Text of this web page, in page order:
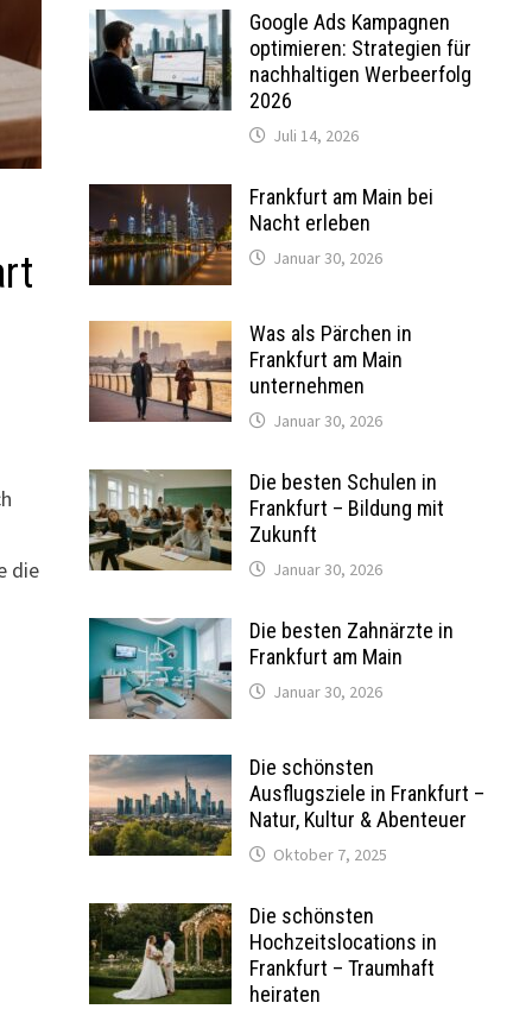
die
Google Ads Kampagnen
optimieren: Strategien für
nachhaltigen Werbeerfolg
2026
Juli 14, 2026
Frankfurt am Main bei
Nacht erleben
Januar 30, 2026
Was als Pärchen in
Frankfurt am Main
unternehmen
Januar 30, 2026
Die besten Schulen in
Frankfurt – Bildung mit
Zukunft
Januar 30, 2026
Die besten Zahnärzte in
Frankfurt am Main
Januar 30, 2026
Die schönsten
Ausflugsziele in Frankfurt –
Natur, Kultur & Abenteuer
Oktober 7, 2025
Die schönsten
Hochzeitslocations in
Frankfurt – Traumhaft
heiraten